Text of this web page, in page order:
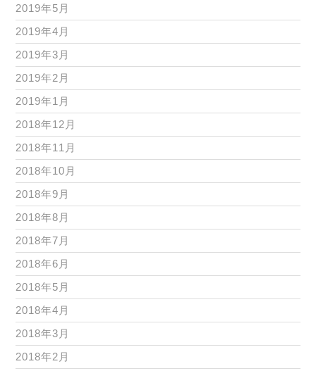
2019年5月
2019年4月
2019年3月
2019年2月
2019年1月
2018年12月
2018年11月
2018年10月
2018年9月
2018年8月
2018年7月
2018年6月
2018年5月
2018年4月
2018年3月
2018年2月